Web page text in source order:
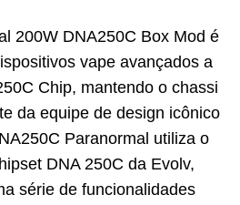
200W DNA250C Box Mod é
vape avançados a
Chip, mantendo o chassi
da equipe de design icônico
Paranormal utiliza o
DNA 250C da Evolv,
série de funcionalidades